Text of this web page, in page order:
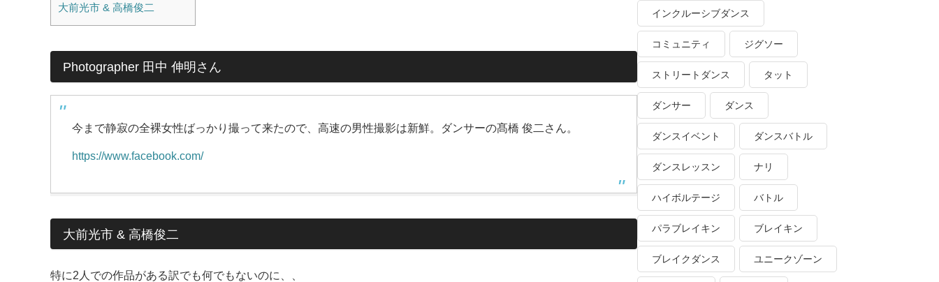
大前光市 & 高橋俊二
Photographer 田中 伸明さん
今まで静寂の全裸女性ばっかり撮って来たので、高速の男性撮影は新鮮。ダンサーの髙橋 俊二さん。
https://www.facebook.com/
大前光市 & 高橋俊二
特に2人での作品がある訳でも何でもないのに、、
インクルーシブダンス
コミュニティ ジグソー
ストリートダンス タット
ダンサー ダンス
ダンスイベント ダンスバトル
ダンスレッスン ナリ
ハイボルテージ バトル
パラブレイキン ブレイキン
ブレイクダンス ユニークゾーン